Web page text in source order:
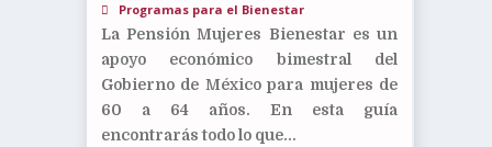
Programas para el Bienestar
La Pensión Mujeres Bienestar es un
apoyo económico bimestral del
Gobierno de México para mujeres de
60 a 64 años. En esta guía
encontrarás todo lo que...